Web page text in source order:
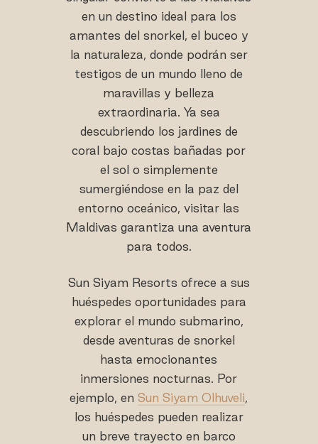
en un destino ideal para los
amantes del snorkel, el buceo y
la naturaleza, donde podrán ser
testigos de un mundo lleno de
maravillas y belleza
extraordinaria. Ya sea
descubriendo los jardines de
coral bajo costas bañadas por
el sol o simplemente
sumergiéndose en la paz del
entorno oceánico, visitar las
Maldivas garantiza una aventura
para todos.
Sun Siyam Resorts ofrece a sus
huéspedes oportunidades para
explorar el mundo submarino,
desde aventuras de snorkel
hasta emocionantes
inmersiones nocturnas. Por
ejemplo, enSun Siyam Olhuveli,
los huéspedes pueden realizar
un breve trayecto en barco